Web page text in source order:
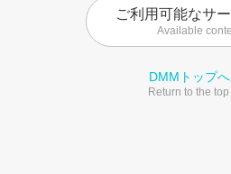
ご利用可能なサ
Available
DMMトップ
Return to the